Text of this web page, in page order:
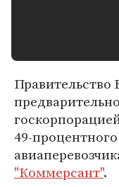
Правительство
49-
"Коммерсант".